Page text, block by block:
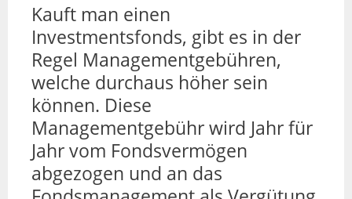
Kauft man einen
Investmentsfonds, gibt es in der
Regel Managementgebühren,
welche durchaus höher sein
können. Diese
Managementgebühr wird Jahr für
Jahr vom Fondsvermögen
abgezogen und an das